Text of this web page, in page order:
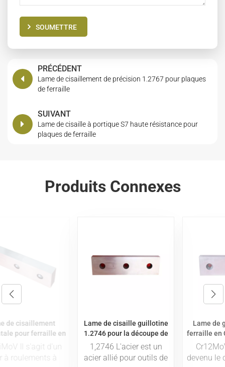
SOUMETTRE
PRÉCÉDENT
Lame de cisaillement de précision 1.2767 pour plaques
de ferraille
SUIVANT
Lame de cisaille à portique S7 haute résistance pour
plaques de ferraille
Produits Connexes
Lame de cisaille guillotine
1.2746 pour la découpe de
ferraille
1,2746 L'acier est un
acier allié pour outils de
Lame de guillotine pour
ferraille en Cr12MoV, coupe
horizontale
Cr12MoV L'acier est
devenu le choix privilégié